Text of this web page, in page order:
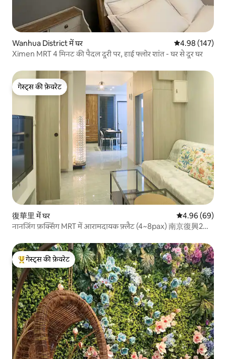
Wanhua District में घर औसत रेटिंग 5 में से
4.98 (147)
Ximen MRT 4 मिनट की पैदल दूरी पर, हाई फ्लोर शांत - घर से दूर घर
गेस्ट्स की फ़ेवरेट
गेस्ट्स की फ़ेवरेट
復華里 में घर औसत रेटिंग 5 में
4.96 (69)
नानजिंग फ़क्सिंग MRT में आरामदायक फ़्लैट (4~8pax) 南京復興2分
गेस्ट्स का टॉप फ़ेवरेट
गेस्ट्स की फ़ेवरेट